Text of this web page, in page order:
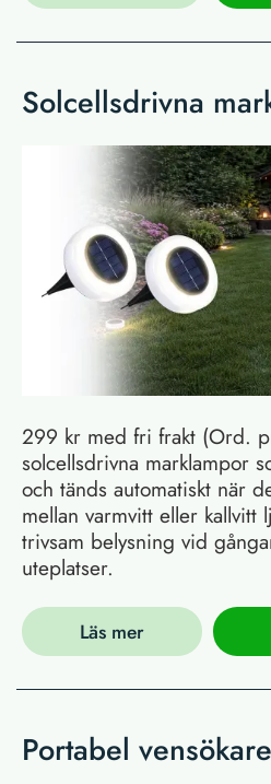
Solcellsdrivna
299 kr med fri frakt (Ord.
solcellsdrivna marklampor
och tänds automatiskt när
mellan varmvitt eller kallvitt
trivsam belysning vid
uteplatser.
Läs mer
Portabel vensökare